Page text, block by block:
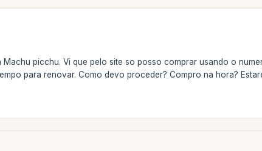
Machu picchu. Vi que pelo site so posso comprar usando o
para renovar. Como devo proceder? Compro na hora?